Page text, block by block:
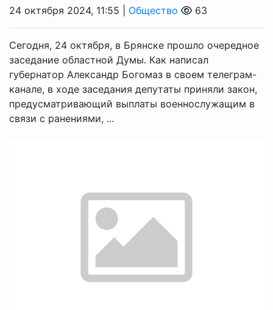
24 октября 2024, 11:55 | Общество 63
Сегодня, 24 октября, в Брянске прошло очередное
заседание областной Думы. Как написал
губернатор Александр Богомаз в своем телеграм-
канале, в ходе заседания депутаты приняли закон,
предусматривающий выплаты военнослужащим в
связи с ранениями, ...